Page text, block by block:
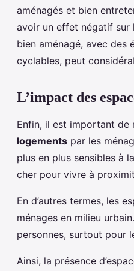
aménagés et bien
avoir un effet négatif sur
bien aménagé, avec des
cyclables, peut
L’impact des
Enfin, il est important de
logements par les
plus en plus sensibles à
cher pour vivre à
En d’autres termes, les
ménages en milieu
personnes, surtout pour
Ainsi, la présence